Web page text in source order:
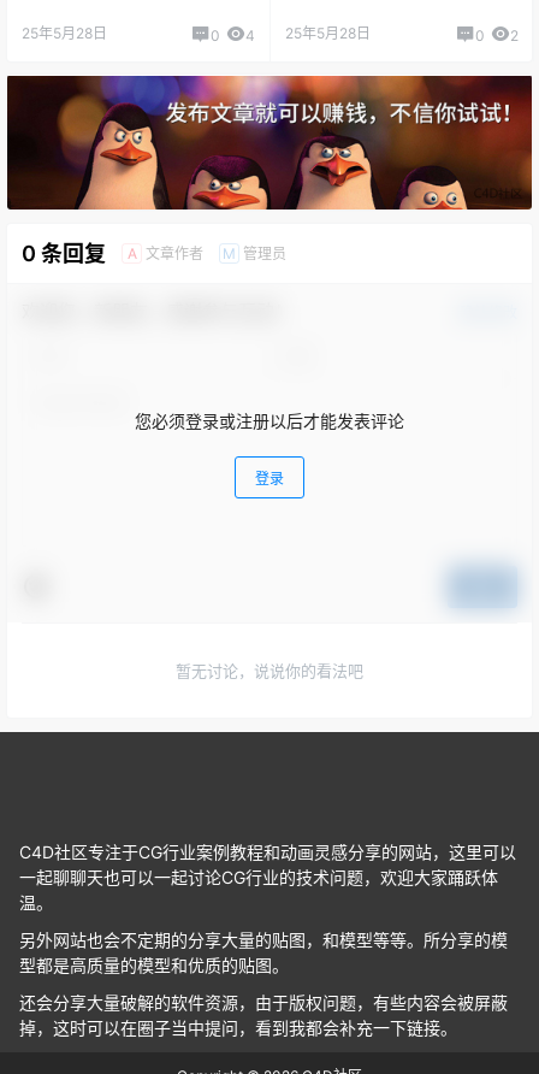
25年5月28日 0 4 25年5月28日 0 2
0 条回复 A 文章作者 M 管理员
您必须登录或注册以后才能发表评论
登录
暂无讨论，说说你的看法吧
C4D社区专注于CG行业案例教程和动画灵感分享的网站，这里可以
一起聊聊天也可以一起讨论CG行业的技术问题，欢迎大家踊跃体
温。
另外网站也会不定期的分享大量的贴图，和模型等等。所分享的模
型都是高质量的模型和优质的贴图。
还会分享大量破解的软件资源，由于版权问题，有些内容会被屏蔽
掉，这时可以在圈子当中提问，看到我都会补充一下链接。